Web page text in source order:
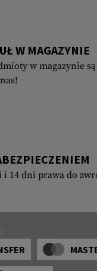
W MAGAZYNIE
w magazynie
i 14 dni prawa do